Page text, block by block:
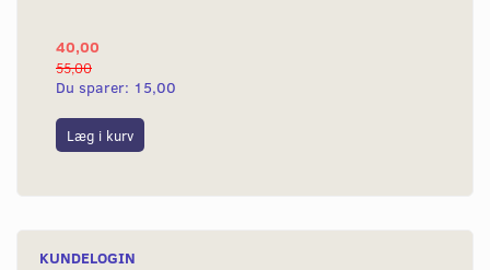
40,00
55,00
Du sparer: 15,00
Læg i kurv
KUNDELOGIN